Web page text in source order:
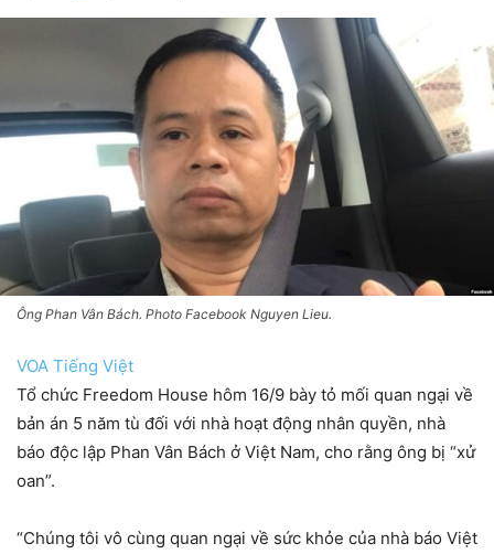
Ông Phan Vân Bách. Photo Facebook Nguyen Lieu.
VOA Tiếng Việt
Tổ chức Freedom House hôm 16/9 bày tỏ mối quan ngại về
bản án 5 năm tù đối với nhà hoạt động nhân quyền, nhà
báo độc lập Phan Vân Bách ở Việt Nam, cho rằng ông bị “xử
oan”.
“Chúng tôi vô cùng quan ngại về sức khỏe của nhà báo Việt